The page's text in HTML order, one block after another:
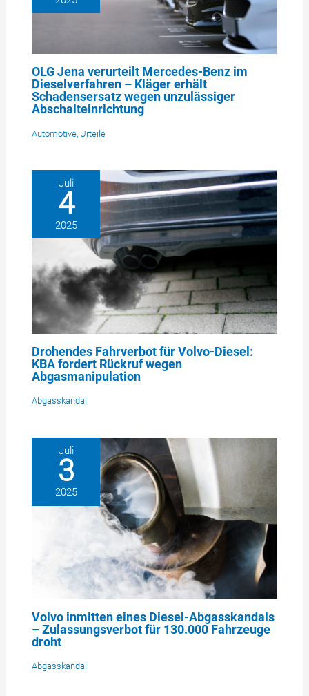
OLG Jena verurteilt Mercedes-Benz im
Dieselverfahren – Kläger erhält
Schadensersatz wegen unzulässiger
Abschalteinrichtung
Automotive, Urteile
Juli
4
2025
Drohendes Fahrverbot für Volvo-Diesel:
KBA fordert Rückruf wegen
Abgasmanipulation
Abgasskandal
Juli
3
2025
Volvo inmitten eines Diesel-Abgasskandals
– Zulassungsverbot für 130.000 Fahrzeuge
droht
Abgasskandal